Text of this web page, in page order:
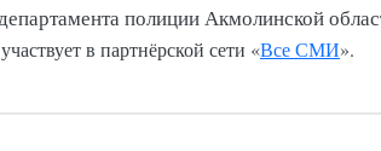
полиции Акмолинской
в партнёрской сети «Все СМИ».